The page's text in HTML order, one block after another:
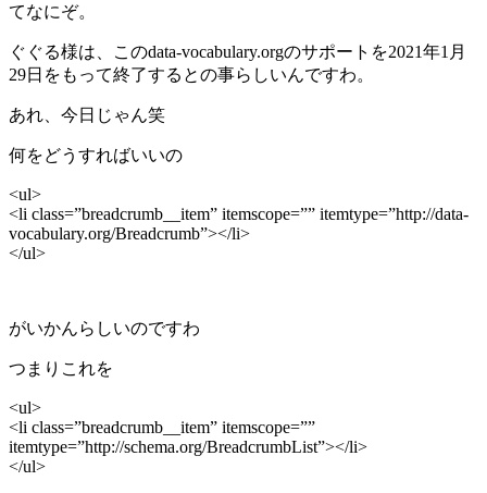
てなにぞ。
ぐぐる様は、このdata-vocabulary.orgのサポートを2021年1月
29日をもって終了するとの事らしいんですわ。
あれ、今日じゃん笑
何をどうすればいいの
<ul>
<li class=”breadcrumb__item” itemscope=”” itemtype=”http://data-
vocabulary.org/Breadcrumb”></li>
</ul>
がいかんらしいのですわ
つまりこれを
<ul>
<li class=”breadcrumb__item” itemscope=””
itemtype=”http://schema.org/BreadcrumbList”></li>
</ul>